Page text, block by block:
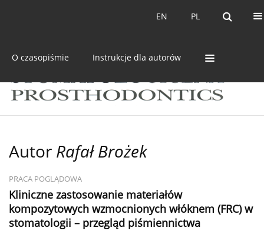
PL
EN PL
EN
O czasopiśmie Instrukcje dla autorów
Autor Rafał Brożek
PRACA POGLĄDOWA
Kliniczne zastosowanie materiałów
kompozytowych wzmocnionych włóknem (FRC) w
stomatologii – przegląd piśmiennictwa